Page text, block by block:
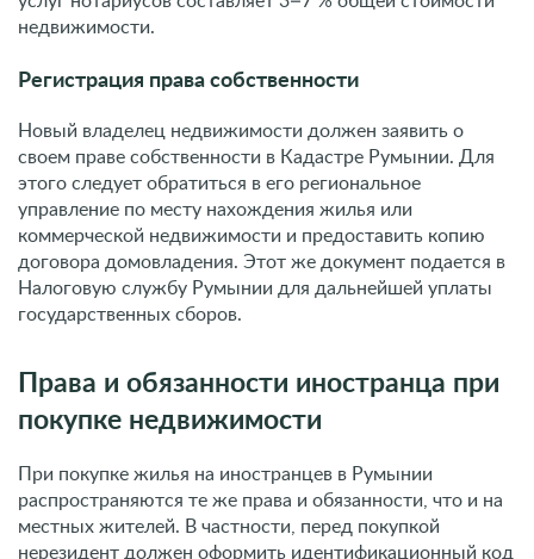
договора домовладения. Этот же документ подается в
Налоговую службу Румынии для дальнейшей уплаты
Права и обязанности иностранца при
покупке недвижимости
При покупке жилья на иностранцев в Румынии
распространяются те же права и обязанности, что и на
местных жителей. В частности, перед покупкой
нерезидент должен оформить идентификационный код
в налоговой. Делается это через местный отдел
получения документа — от 5 до 10 дней.